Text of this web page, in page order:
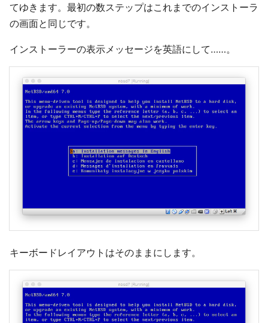
てゆきます。最初の数ステップはこれまでのインストーラ
の画面と同じです。
インストーラーの表示メッセージを英語にして……。
キーボードレイアウトはそのままにします。